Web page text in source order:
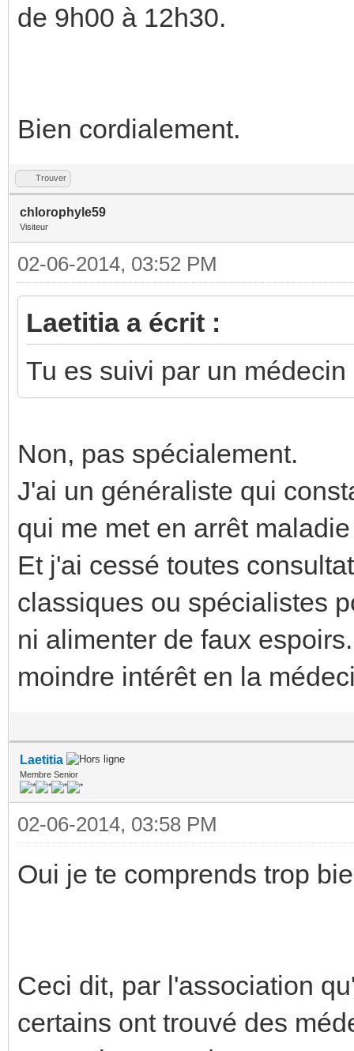
de 9h00 à 12h30.
Bien cordialement.
Trouver
chlorophyle59
Visiteur
02-06-2014, 03:52 PM
Laetitia a écrit :
Tu es suivi par un
Non, pas spécialement.
J'ai un généraliste qui
qui me met en arrêt
Et j'ai cessé toutes
classiques ou spécialistes
ni alimenter de faux
moindre intérêt en la
Laetitia
Membre Senior
02-06-2014, 03:58 PM
Oui je te comprends trop
Ceci dit, par l'association
certains ont trouvé des